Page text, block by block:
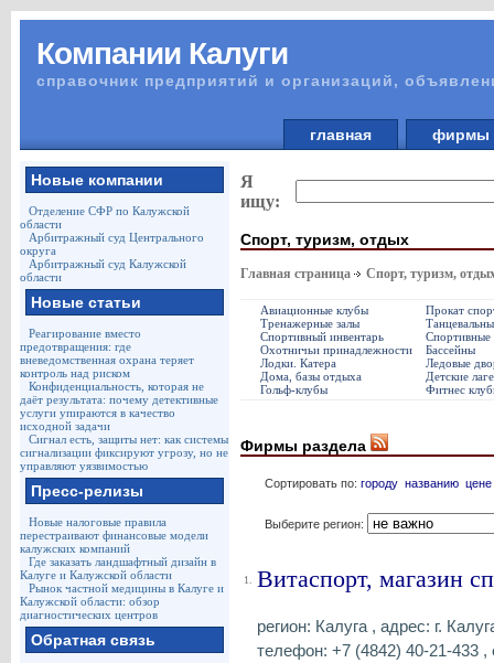
Компании Калуги
справочник предприятий и организаций,
главная
Новые компании
Отделение СФР по Калужской
области
Арбитражный суд Центрального
округа
Арбитражный суд Калужской
области
Новые статьи
Реагирование вместо
предотвращения: где
вневедомственная охрана теряет
контроль над риском
Конфиденциальность, которая не
даёт результата: почему детективные
услуги упираются в качество
исходной задачи
Сигнал есть, защиты нет: как системы
сигнализации фиксируют угрозу, но не
управляют уязвимостью
Пресс-релизы
Новые налоговые правила
перестраивают финансовые модели
калужских компаний
Где заказать ландшафтный дизайн в
Калуге и Калужской области
Рынок частной медицины в Калуге и
Калужской области: обзор
диагностических центров
Обратная связь
Я
ищу:
Спорт, туризм, отдых
Главная страница Спорт, туризм,
Авиационные клубы
Прокат
Тренажерные залы
Спортивный инвентарь
Спортивные
Охотничьи принадлежности
Бассейны
Лодки. Катера
Ледовые
Дома, базы отдыха
Детские
Гольф-клубы
Фитнес
Фирмы раздела
Сортировать по: городу названию цене
Выберите регион:
1. Витаспорт, магазин
регион: Калуга , адрес: г.
телефон: +7 (4842) 40-21-433